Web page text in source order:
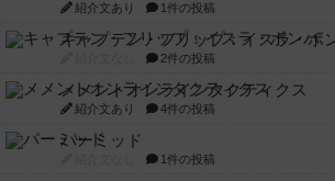
紹介文あり 1件の投稿
キャプテン・フリップ：イスラ・ボ
2件の投稿
メメントオンラインタクティクス
紹介文あり 4件の投稿
パーミッド
1件の投稿